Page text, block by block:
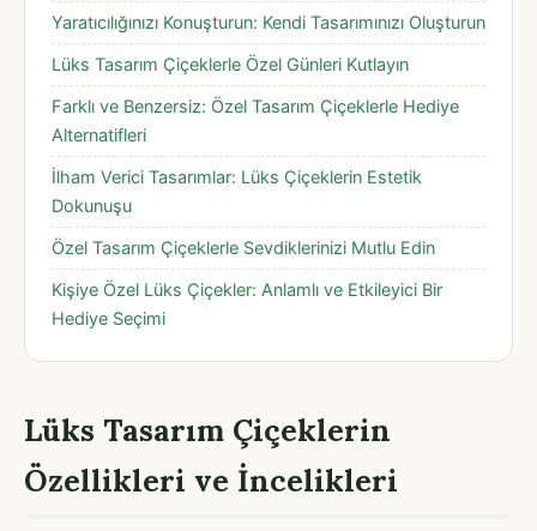
Yaratıcılığınızı Konuşturun: Kendi Tasarımınızı Oluşturun
Lüks Tasarım Çiçeklerle Özel Günleri Kutlayın
Farklı ve Benzersiz: Özel Tasarım Çiçeklerle Hediye
Alternatifleri
İlham Verici Tasarımlar: Lüks Çiçeklerin Estetik
Dokunuşu
Özel Tasarım Çiçeklerle Sevdiklerinizi Mutlu Edin
Kişiye Özel Lüks Çiçekler: Anlamlı ve Etkileyici Bir
Hediye Seçimi
Lüks Tasarım Çiçeklerin
Özellikleri ve İncelikleri